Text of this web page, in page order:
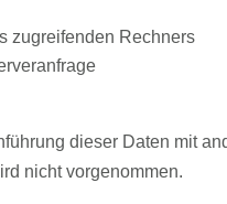
zugreifenden Rechners
dieser Daten mit
nicht vorgenommen.